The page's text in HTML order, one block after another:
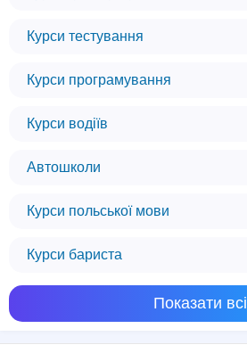
Курси тестування
Курси програмування
Курси водіїв
Автошколи
Курси польської мови
Курси бариста
Показати всі